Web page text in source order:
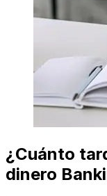
¿Cuánto
dinero